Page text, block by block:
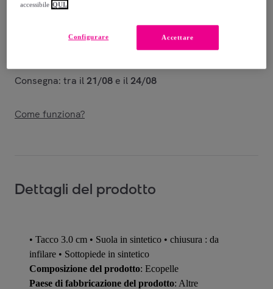
Consegna: tra il 21/08 e il 24/08
Come funziona?
Dettagli del prodotto
• Tacco 3.0 cm • Suola in sintetico • chiusura : da
infilare • Sottopiede in sintetico
Composizione del prodotto: Ecopelle
Paese di fabbricazione del prodotto: Altre
accessibile QUI.
Accettare
Configurare